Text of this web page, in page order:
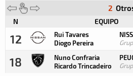
2
N EQUIPO
12
Rui Tavares
Diogo Pereira
18
Nuno Confraria
Ricardo Trincadeiro